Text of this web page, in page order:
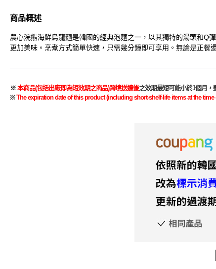
商品概述
農心浣熊海鮮烏龍麵是韓國的經典泡麵之一，以其獨特的湯頭和Q
更加美味。烹煮方式簡單快速，只需幾分鐘即可享用。無論是正餐
※ 本商品(包括出廠即為短效期之商品)跨境送達後之效期最短可能小於1個月，
※The expiration date of this product (including short-shelf-life items at the